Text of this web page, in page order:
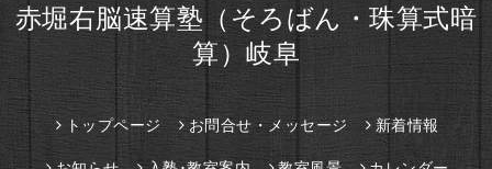
赤堀右脳速算塾（そろばん・珠算式暗
算）岐阜
トップページ お問合せ・メッセージ 新着情報